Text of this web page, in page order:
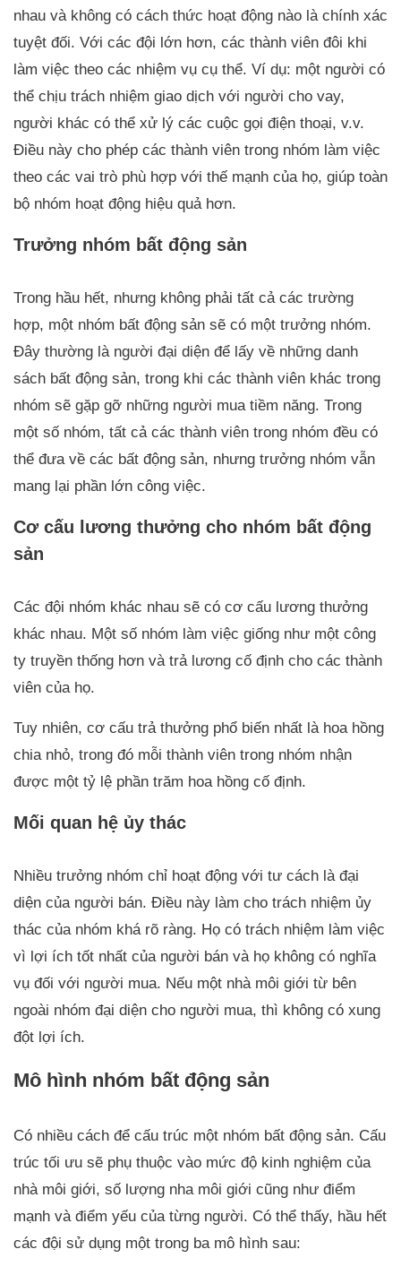
nhau và không có cách thức hoạt động nào là chính xác
tuyệt đối. Với các đội lớn hơn, các thành viên đôi khi
làm việc theo các nhiệm vụ cụ thể. Ví dụ: một người có
thể chịu trách nhiệm giao dịch với người cho vay,
người khác có thể xử lý các cuộc gọi điện thoại, v.v.
Điều này cho phép các thành viên trong nhóm làm việc
theo các vai trò phù hợp với thế mạnh của họ, giúp toàn
bộ nhóm hoạt động hiệu quả hơn.
Trưởng nhóm bất động sản
Trong hầu hết, nhưng không phải tất cả các trường
hợp, một nhóm bất động sản sẽ có một trưởng nhóm.
Đây thường là người đại diện để lấy về những danh
sách bất động sản, trong khi các thành viên khác trong
nhóm sẽ gặp gỡ những người mua tiềm năng. Trong
một số nhóm, tất cả các thành viên trong nhóm đều có
thể đưa về các bất động sản, nhưng trưởng nhóm vẫn
mang lại phần lớn công việc.
Cơ cấu lương thưởng cho nhóm bất động
sản
Các đội nhóm khác nhau sẽ có cơ cấu lương thưởng
khác nhau. Một số nhóm làm việc giống như một công
ty truyền thống hơn và trả lương cố định cho các thành
viên của họ.
Tuy nhiên, cơ cấu trả thưởng phổ biến nhất là hoa hồng
chia nhỏ, trong đó mỗi thành viên trong nhóm nhận
được một tỷ lệ phần trăm hoa hồng cố định.
Mối quan hệ ủy thác
Nhiều trưởng nhóm chỉ hoạt động với tư cách là đại
diện của người bán. Điều này làm cho trách nhiệm ủy
thác của nhóm khá rõ ràng. Họ có trách nhiệm làm việc
vì lợi ích tốt nhất của người bán và họ không có nghĩa
vụ đối với người mua. Nếu một nhà môi giới từ bên
ngoài nhóm đại diện cho người mua, thì không có xung
đột lợi ích.
Mô hình nhóm bất động sản
Có nhiều cách để cấu trúc một nhóm bất động sản. Cấu
trúc tối ưu sẽ phụ thuộc vào mức độ kinh nghiệm của
nhà môi giới, số lượng nha môi giới cũng như điểm
mạnh và điểm yếu của từng người. Có thể thấy, hầu hết
các đội sử dụng một trong ba mô hình sau: